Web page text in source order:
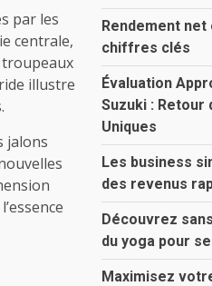
par les
centrale,
illustre
jalons
Rendement
chiffres clés
Évaluation
Suzuki : Retour
Uniques
Les business
des revenus
Découvrez
du yoga pour
Maximisez